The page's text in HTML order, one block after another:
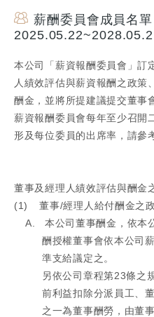
薪酬委員會成員名
本公司「薪資報酬委員會」訂
人績效評估與薪資報酬之政策
酬金，並將所提建議提交董事
薪資報酬委員會每年至少召開
形及每位委員的出席率，請參
董事及經理人績效評估與酬金
(1)
董事/經理人給付酬金之
A.
本公司董事酬金，依本
酬授權董事會依本公司
準支給議定之。
另依公司章程第23條之
前利益扣除分派員工、
之一為董事酬勞，由董